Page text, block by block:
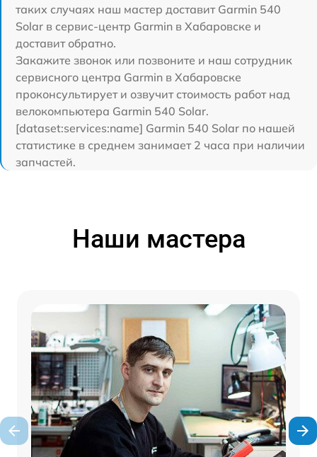
таких случаях наш мастер доставит Garmin 540
Solar в сервис-центр Garmin в Хабаровске и
доставит обратно.
Закажите звонок или позвоните и наш сотрудник
сервисного центра Garmin в Хабаровске
проконсультирует и озвучит стоимость работ над
велокомпьютера Garmin 540 Solar.
[dataset:services:name] Garmin 540 Solar по нашей
статистике в среднем занимает 2 часа при наличии
запчастей.
Наши мастера